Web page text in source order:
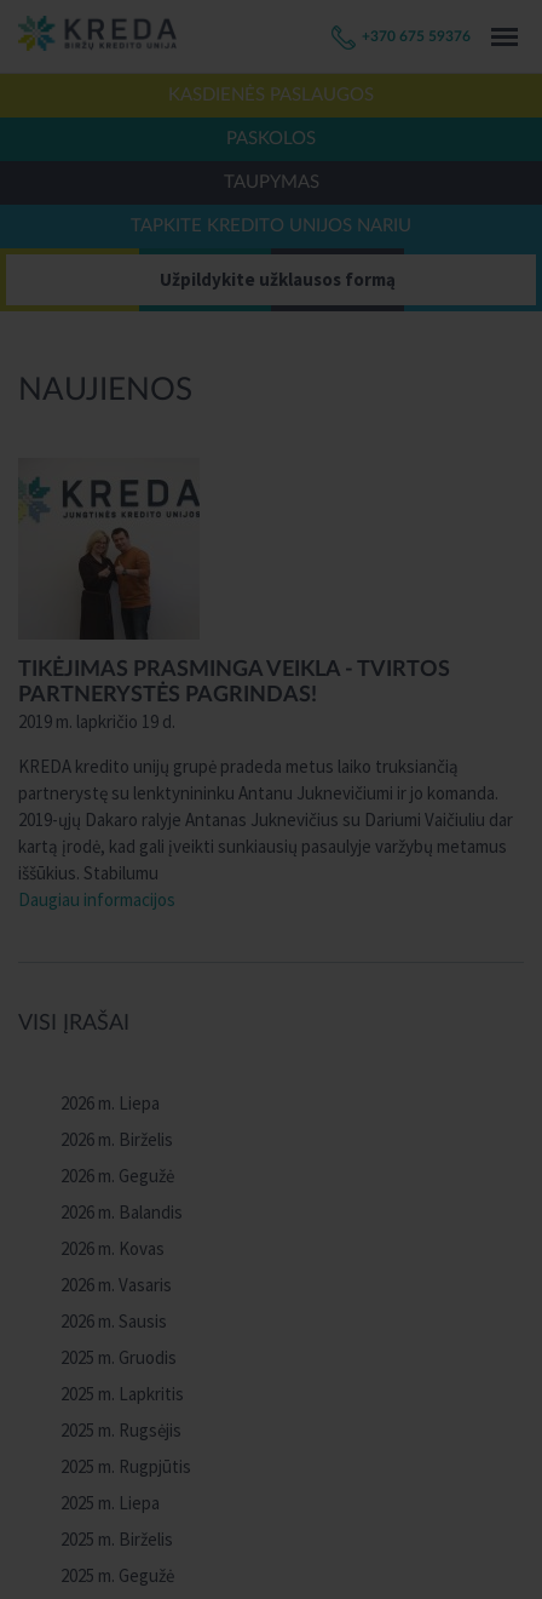
+370 675 59376
KASDIENĖS PASLAUGOS
PASKOLOS
TAUPYMAS
TAPKITE KREDITO UNIJOS NARIU
Užpildykite užklausos formą
NAUJIENOS
TIKĖJIMAS PRASMINGA VEIKLA - TVIRTOS
PARTNERYSTĖS PAGRINDAS!
2019 m. lapkričio 19 d.
KREDA kredito unijų grupė pradeda metus laiko truksiančią
partnerystę su lenktynininku Antanu Juknevičiumi ir jo komanda.
2019-ųjų Dakaro ralyje Antanas Juknevičius su Dariumi Vaičiuliu dar
kartą įrodė, kad gali įveikti sunkiausių pasaulyje varžybų metamus
iššūkius. Stabilumu
Daugiau informacijos
VISI ĮRAŠAI
2026 m. Liepa
2026 m. Birželis
2026 m. Gegužė
2026 m. Balandis
2026 m. Kovas
2026 m. Vasaris
2026 m. Sausis
2025 m. Gruodis
2025 m. Lapkritis
2025 m. Rugsėjis
2025 m. Rugpjūtis
2025 m. Liepa
2025 m. Birželis
2025 m. Gegužė